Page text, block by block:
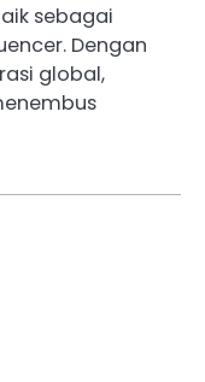
sebagai
Dengan
global,